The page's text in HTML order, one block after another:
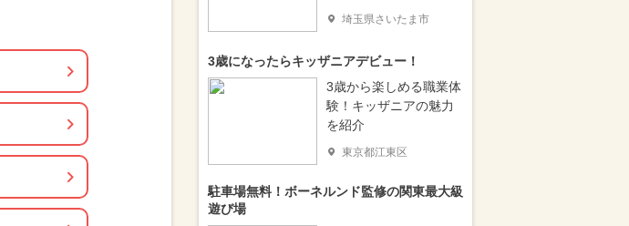
埼玉県さいたま市
3歳になったらキッザニアデビュー！
3歳から楽しめる職業体
験！キッザニアの魅力
を紹介
東京都江東区
駐車場無料！ボーネルンド監修の関東最大級
遊び場